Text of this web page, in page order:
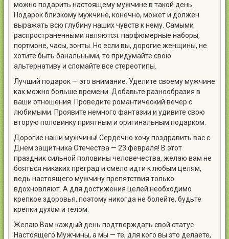
можно подарить настоящему мужчине в такой день.
Подарок близкому мужчине, конечно, может и должен
выражать всю глубину наших чувств к нему. Самыми
распространенными являются: парфюмерные наборы,
портмоне, часы, зонты. Но если вы, дорогие женщины, не
хотите быть банальными, то придумайте свою
альтернативу и сломайте все стереотипы.
Лучший подарок — это внимание. Уделите своему мужчине
как можно больше времени. Добавьте разнообразия в
ваши отношения. Проведите романтический вечер с
любимыми. Проявите немного фантазии и удивите свою
вторую половинку приятным и оригинальным подарком.
Дорогие наши мужчины! Сердечно хочу поздравить вас с
Днем защитника Отечества — 23 февраля! В этот
праздник сильной половины человечества, желаю вам не
бояться никаких преград и смело идти к любым целям,
ведь настоящего мужчину препятствия только
вдохновляют. А для достижения целей необходимо
крепкое здоровья, поэтому никогда не болейте, будьте
крепки духом и телом.
Желаю Вам каждый день подтверждать свой статус
Настоящего Мужчины, а мы — те, для кого вы это делаете,